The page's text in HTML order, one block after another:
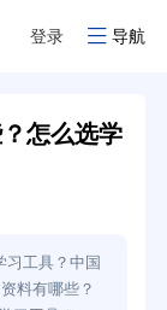
登录 导航
怎么选学
习工具？中国
料有哪些？